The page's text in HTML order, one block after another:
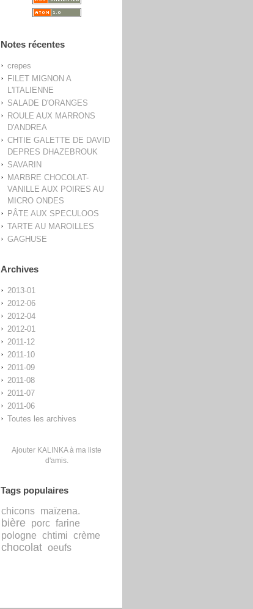
Notes récentes
crepes
FILET MIGNON A
L'ITALIENNE
SALADE D'ORANGES
ROULE AUX MARRONS
D'ANDREA
CHTIE GALETTE DE DAVID
DEPRES DHAZEBROUK
SAVARIN
MARBRE CHOCOLAT-
VANILLE AUX POIRES AU
MICRO ONDES
PÂTE AUX SPECULOOS
TARTE AU MAROILLES
GAGHUSE
Archives
2013-01
2012-06
2012-04
2012-01
2011-12
2011-10
2011-09
2011-08
2011-07
2011-06
Toutes les archives
Ajouter KALINKA à ma liste
d'amis.
Tags populaires
chicons maïzena.
bière porc farine
pologne chtimi crème
chocolat oeufs